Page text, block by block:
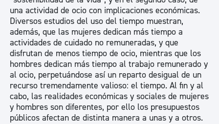
una actividad de ocio con implicaciones económicas.
Diversos estudios del uso del tiempo muestran,
además, que las mujeres dedican más tiempo a
actividades de cuidado no remuneradas, y que
disfrutan de menos tiempo de ocio, mientras que los
hombres dedican más tiempo al trabajo remunerado y
al ocio, perpetuándose así un reparto desigual de un
recurso tremendamente valioso: el tiempo. Al fin y al
cabo, las realidades económicas y sociales de mujeres
y hombres son diferentes, por ello los presupuestos
públicos afectan de distinta manera a unas y a otros.